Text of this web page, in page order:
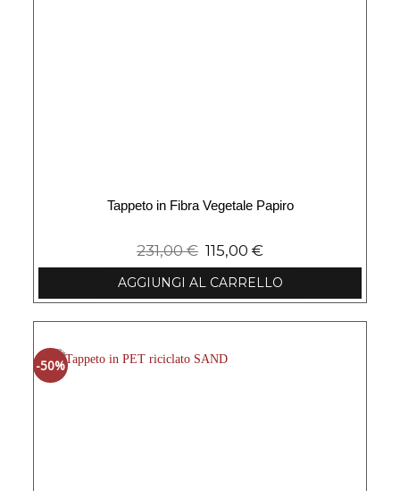
Tappeto in Fibra Vegetale Papiro
231,00€ 115,00€
AGGIUNGI AL CARRELLO
-50%